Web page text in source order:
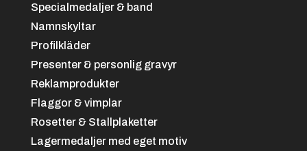
Specialmedaljer & band
Namnskyltar
Profilkläder
Presenter & personlig gravyr
Reklamprodukter
Flaggor & vimplar
Rosetter & Stallplaketter
Lagermedaljer med eget motiv